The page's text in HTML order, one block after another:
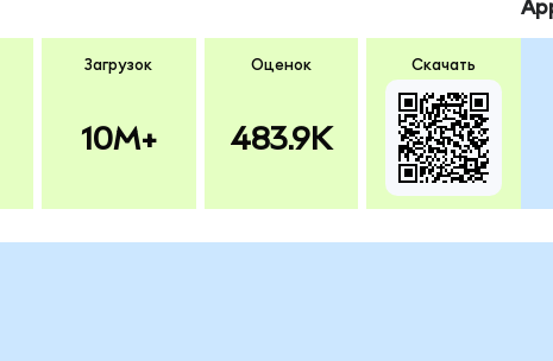
Загрузок
10M+
Оценок
483.9K
Скачать